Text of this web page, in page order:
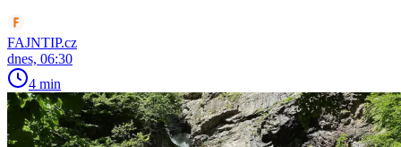
FAJNTIP.cz
dnes, 06:30
4 min